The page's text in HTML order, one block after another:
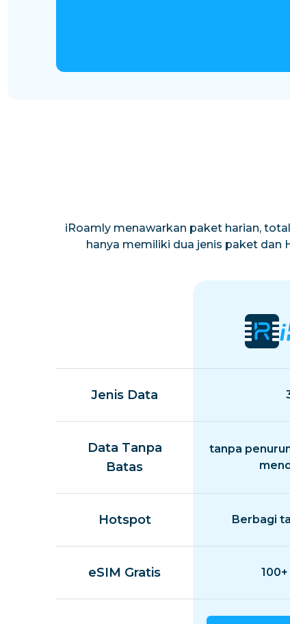
iRoamly menawarkan paket harian,
hanya memiliki dua jenis paket
Jenis Data
Data Tanpa
Batas
tanpa
Hotspot Berbagi
eSIM Gratis